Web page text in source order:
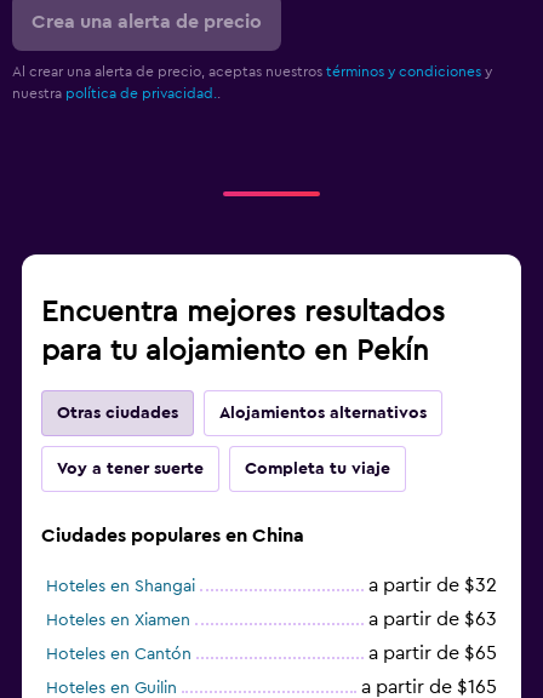
Crea una alerta de precio
Al crear una alerta de precio, aceptas nuestros términos y condiciones y
nuestra política de privacidad.
Encuentra mejores resultados
para tu alojamiento en Pekín
Otras ciudades Alojamientos alternativos
Voy a tener suerte Completa tu viaje
Ciudades populares en China
Hoteles en Shangai a partir de $32
Hoteles en Xiamen a partir de $63
Hoteles en Cantón a partir de $65
Hoteles en Guilin a partir de $165